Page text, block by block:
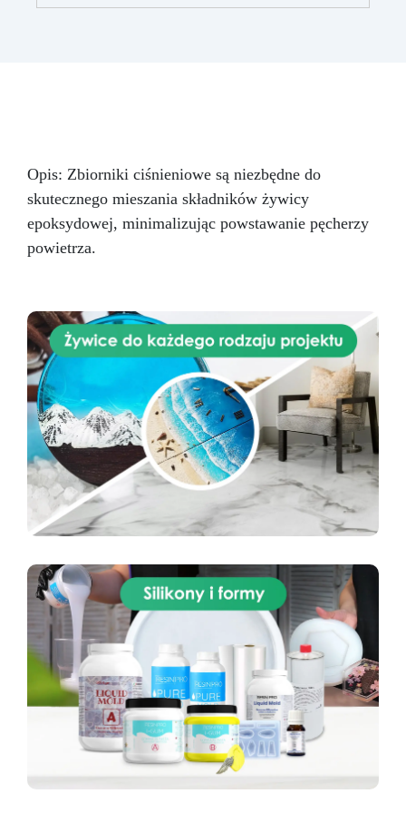
Opis: Zbiorniki ciśnieniowe są niezbędne do
skutecznego mieszania składników żywicy
epoksydowej, minimalizując powstawanie pęcherzy
powietrza.